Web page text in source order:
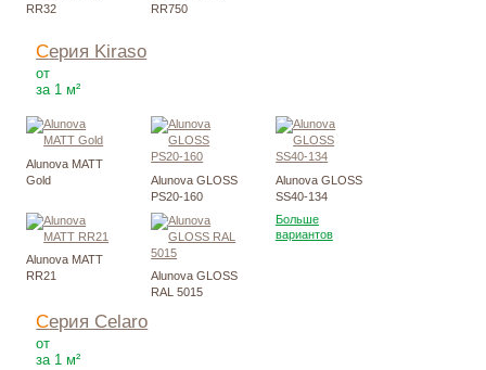
RR32
RR750
Серия Kiraso
от
за 1 м²
Alunova MATT
Gold
Alunova GLOSS
PS20-160
Alunova GLOSS
SS40-134
Alunova MATT
RR21
Alunova GLOSS
RAL 5015
Больше
вариантов
Серия Celaro
от
за 1 м²